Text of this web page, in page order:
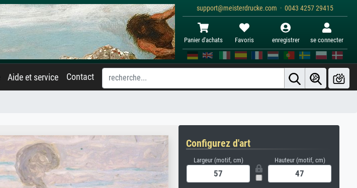
support@meisterdrucke.com · 0043 4257 29415
Panier d'achats Favoris enregistrer se connecter
Aide et service Contact
Configurez d'art
Largeur (motif, cm) Hauteur (motif, cm)